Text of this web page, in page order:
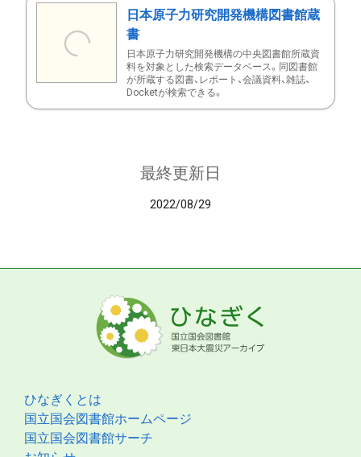
日本原子力研究開発機構図書館蔵
書
日本原子力研究開発機構の中央図書館所蔵資
料を対象とした検索データベース。同図書館
が所蔵する図書、レポート、会議資料、雑誌、
Docketが検索できる。
最終更新日
2022/08/29
ひなぎくとは
国立国会図書館ホームページ
国立国会図書館サーチ